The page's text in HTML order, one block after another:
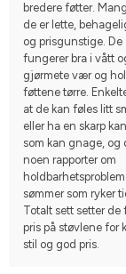
bredere føtter.
de er lette,
og prisgunstige. De
fungerer bra i vått
gjørmete vær og
føttene tørre.
at de kan føles litt
eller ha en skarp
som kan gnage, og
noen rapporter om
sømmer som ryker
Totalt sett setter de
pris på støvlene for
stil og god pris.